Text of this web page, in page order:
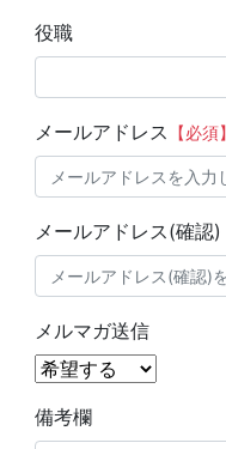
役職
メールアドレス 【必須】
メールアドレス(確認)
メルマガ送信
備考欄